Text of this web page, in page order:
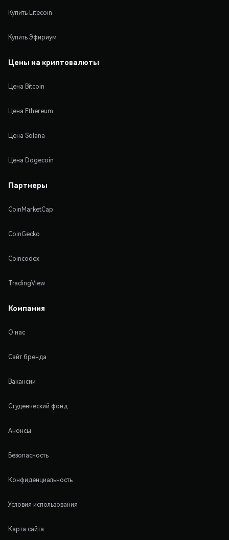
Купить Litecoin
Купить Эфириум
Цены на криптовалюты
Цена Bitcoin
Цена Ethereum
Цена Solana
Цена Dogecoin
Партнеры
CoinMarketCap
CoinGecko
Coincodex
TradingView
Компания
О нас
Сайт бренда
Вакансии
Студенческий фонд
Анонсы
Безопасность
Конфиденциальность
Условия использования
Карта сайта